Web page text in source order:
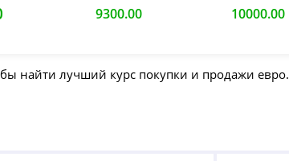
9300.00 10000.00
найти лучший курс покупки и продажи евро.